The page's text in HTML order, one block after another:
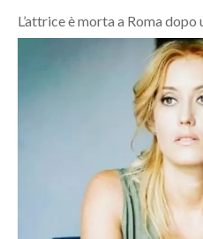
SERVIZI ALLE IMPRESE
L’attrice è morta a Roma